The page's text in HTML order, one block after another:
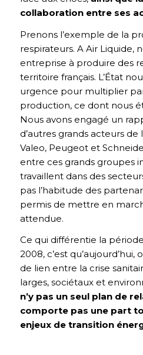
collaboration entre ses
Prenons l’exemple de la
respirateurs. A Air Liquide,
entreprise à produire des
territoire français. L’État
urgence pour multiplier
production, ce dont nous
Nous avons engagé un
d’autres grands acteurs
Valeo, Peugeot et
entre ces grands groupes
travaillent dans des
pas l’habitude des
permis de mettre en
attendue.
Ce qui différentie la
2008, c’est
de lien entre la crise
larges, sociétaux et
n’y pas un seul plan de
comporte pas une part
enjeux de transition